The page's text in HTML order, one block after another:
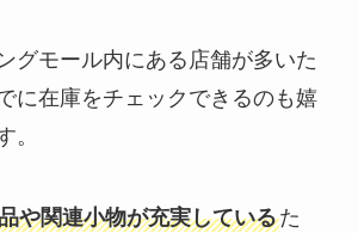
グモール内にある店舗が多いた
に在庫をチェックできるのも嬉
。
や関連小物が充実しているた